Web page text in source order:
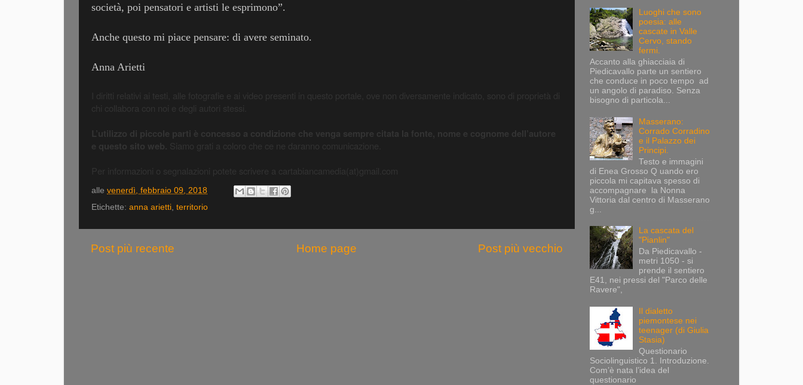
società, poi pensatori e artisti le esprimono”.
Anche questo mi piace pensare: di avere seminato.
Anna Arietti
I diritti relativi ai testi, alle fotografie e ai video presenti in questo portale, ove non diversamente indicato, sono di proprietà di
chi collabora con noi e degli autori stessi.
L’utilizzo di piccole parti è concesso a condizione che venga sempre citata la fonte, nome e cognome dell’autore
Siamo grati a coloro che ce ne daranno comunicazione.
Per informazioni o segnalazioni potete scrivere a cartabiancamedia(at)gmail.com
alle venerdì, febbraio 09, 2018
Etichette: anna arietti, territorio
Post più recente Post più vecchio
Home page
Luoghi che sono
poesia: alle
cascate in Valle
Cervo, stando
fermi.
Accanto alla ghiacciaia di
Piedicavallo parte un sentiero
che conduce in poco tempo ad
un angolo di paradiso. Senza
bisogno di particola...
Masserano:
Corrado Corradino
e il Palazzo dei
Principi.
Testo e immagini
di Enea Grosso Q uando ero
piccola mi capitava spesso di
accompagnare la Nonna
Vittoria dal centro di Masserano
g...
La cascata del
"Pianlin"
Da Piedicavallo -
metri 1050 - si
prende il sentiero
E41, nei pressi del "Parco delle
Ravere",
Il dialetto
piemontese nei
teenager (di Giulia
Stasia)
Questionario
Sociolinguistico 1. Introduzione.
Com’è nata l’idea del
questionario